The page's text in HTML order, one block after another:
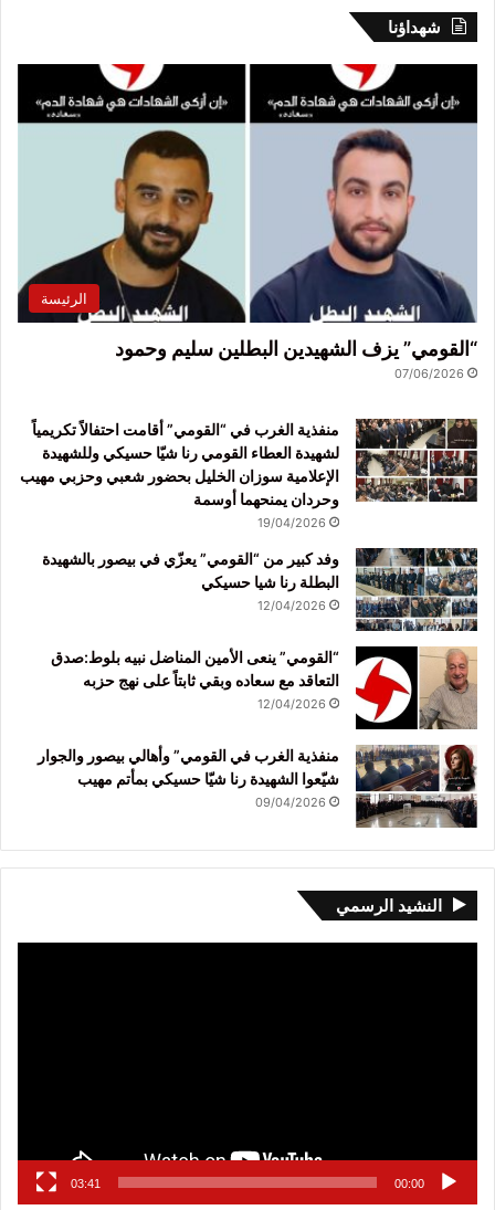
شهداؤنا
الرئيسة
“القومي” يزف الشهيدين البطلين سليم وحمود
07/06/2026
منفذية الغرب في “القومي” أقامت احتفالاً تكريمياً
لشهيدة العطاء القومي رنا شيّا حسيكي وللشهيدة
الإعلامية سوزان الخليل بحضور شعبي وحزبي مهيب
وحردان يمنحهما أوسمة
19/04/2026
وفد كبير من “القومي” يعزّي في بيصور بالشهيدة
البطلة رنا شيا حسيكي
12/04/2026
“القومي” ينعى الأمين المناضل نبيه بلوط:صدق
التعاقد مع سعاده وبقي ثابتاً على نهج حزبه
12/04/2026
منفذية الغرب في القومي” وأهالي بيصور والجوار
شيّعوا الشهيدة رنا شيّا حسيكي بمأتم مهيب
09/04/2026
النشيد الرسمي
00:00
03:41